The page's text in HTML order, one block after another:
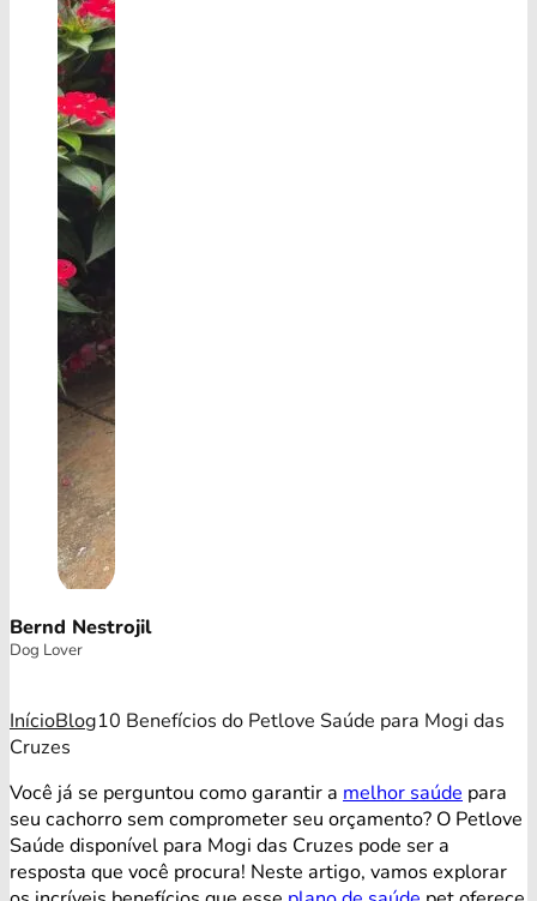
Bernd Nestrojil
Dog Lover
InícioBlog10 Benefícios do Petlove Saúde para Mogi das
Cruzes
Você já se perguntou como garantir a melhor saúde para
seu cachorro sem comprometer seu orçamento? O Petlove
Saúde disponível para Mogi das Cruzes pode ser a
resposta que você procura! Neste artigo, vamos explorar